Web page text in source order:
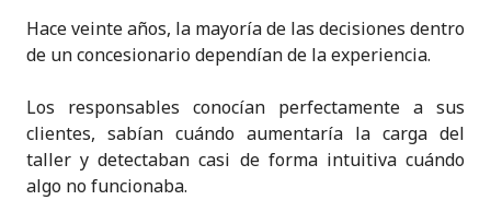
Hace veinte años, la mayoría de las decisiones dentro
de un concesionario dependían de la experiencia.
Los responsables conocían perfectamente a sus
clientes, sabían cuándo aumentaría la carga del
taller y detectaban casi de forma intuitiva cuándo
algo no funcionaba.